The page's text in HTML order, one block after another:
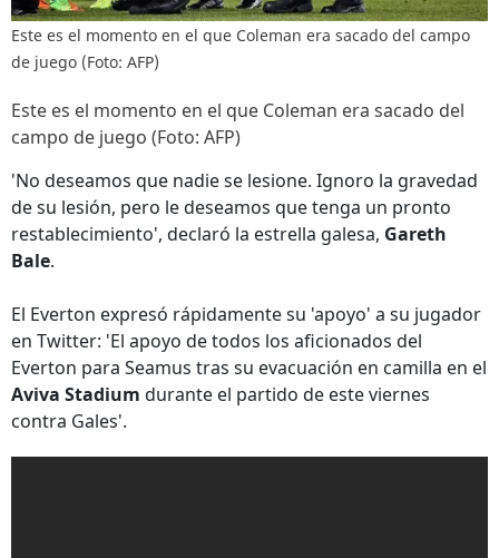
Este es el momento en el que Coleman era sacado del campo
de juego (Foto: AFP)
Este es el momento en el que Coleman era sacado del
campo de juego (Foto: AFP)
'No deseamos que nadie se lesione. Ignoro la gravedad
de su lesión, pero le deseamos que tenga un pronto
restablecimiento', declaró la estrella galesa, Gareth
Bale.
El Everton expresó rápidamente su 'apoyo' a su jugador
en Twitter: 'El apoyo de todos los aficionados del
Everton para Seamus tras su evacuación en camilla en el
Aviva Stadium durante el partido de este viernes
contra Gales'.